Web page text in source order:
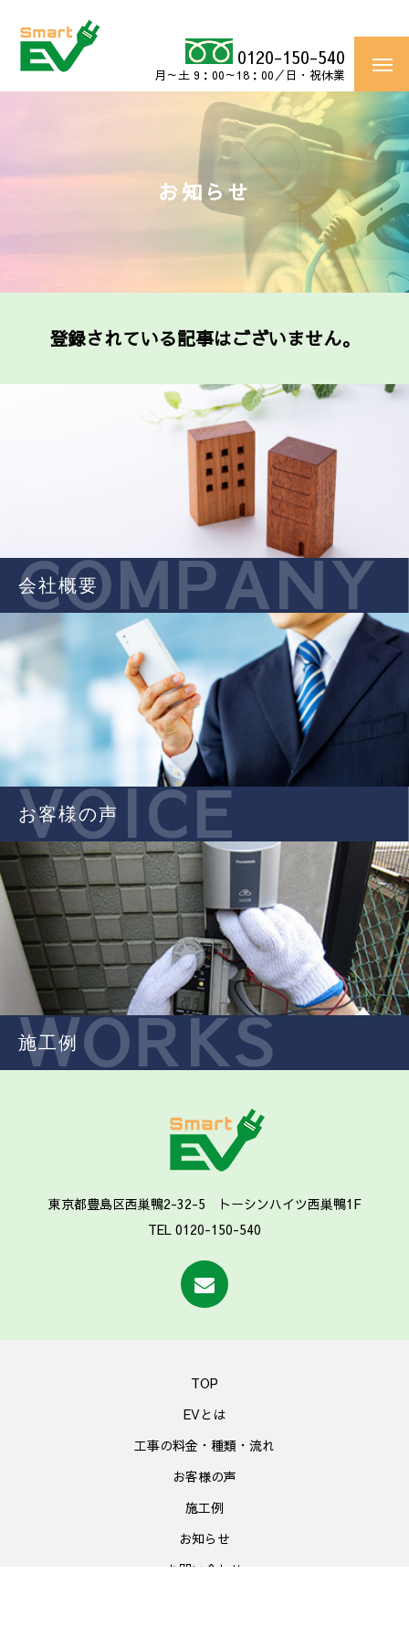
0120-150-540
月～土 9：00～18：00／日・祝休業
お知らせ
登録されている記事はございません。
会社概要
COMPANY
お客様の声
VOICE
施工例
WORKS
東京都豊島区西巣鴨2-32-5 トーシンハイツ西巣鴨1F
TEL 0120-150-540
TOP
EVとは
工事の料金・種類・流れ
お客様の声
施工例
お知らせ
お問い合わせ